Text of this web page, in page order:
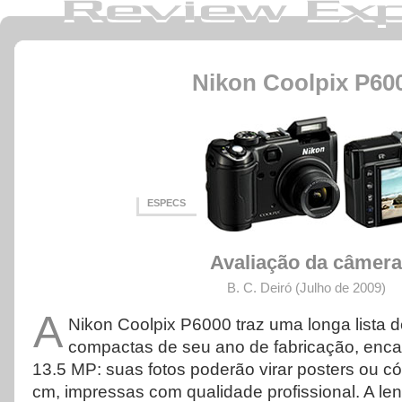
Nikon Coolpix
ESPECS
Avaliação da câmera
B. C. Deiró (Julho de 2009)
A Nikon Coolpix P6000 traz uma longa lista
compactas de seu ano de fabricação,
13.5 MP: suas fotos poderão virar posters ou
cm, impressas com qualidade profissional. A